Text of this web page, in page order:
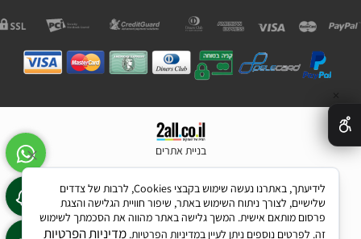
בניית אתרים
לידיעתך, באתרנו נעשה שימוש בקבצי Cookies, לרבות של צדדים
שלישיים, לצורך ניתוח השימוש באתר, שיפור חוויית הגלישה והצגת
פרסום מותאם אישית. המשך גלישה באתר מהווה את הסכמתך לשימוש
זה. לפרטים נוספים ניתן לעיין במדיניות הפרטיות. מדיניות הפרטיות